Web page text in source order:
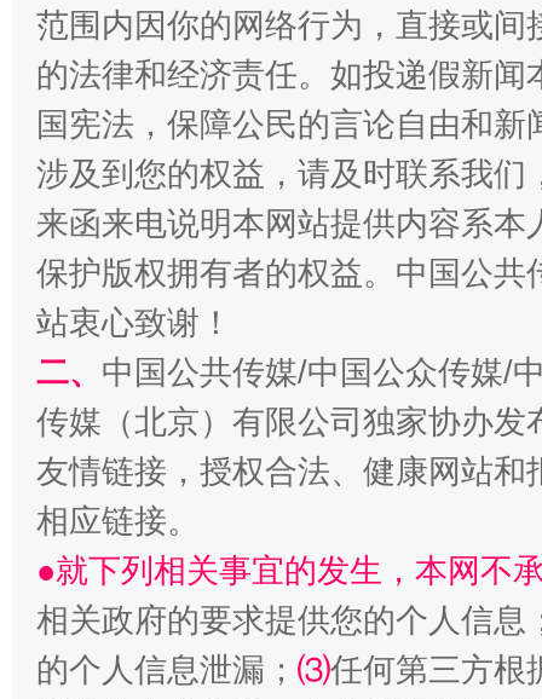
范围内因你的网络行为，直接或
的法律和经济责任。如投递假新
国宪法，保障公民的言论自由和
涉及到您的权益，请及时联系我
来函来电说明本网站提供内容系
保护版权拥有者的权益。中国公
站衷心致谢！
二、 中国公共传媒/中国公众传媒/
传媒（北京）有限公司独家协办
友情链接，授权合法、健康网站
相应链接。
●就下列相关事宜的发生，本网不
相关政府的要求提供您的个人信息
的个人信息泄漏； ⑶任何第三方根